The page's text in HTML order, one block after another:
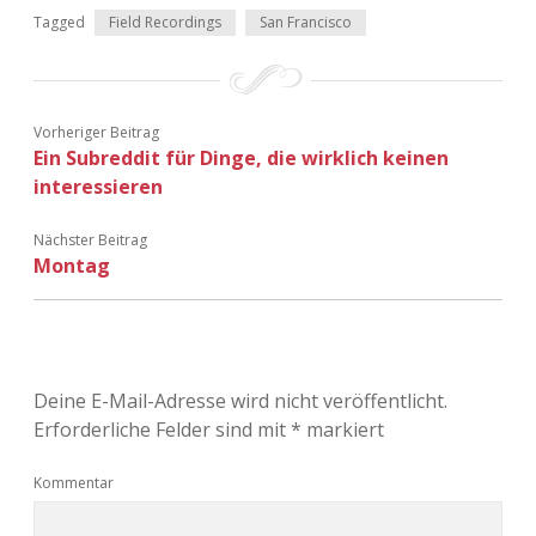
Tagged Field Recordings San Francisco
Vorheriger Beitrag
Ein Subreddit für Dinge, die wirklich keinen
interessieren
Nächster Beitrag
Montag
Deine E-Mail-Adresse wird nicht veröffentlicht.
Erforderliche Felder sind mit* markiert
Kommentar